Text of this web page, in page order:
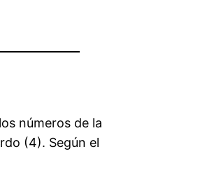
números de la
(4). Según el